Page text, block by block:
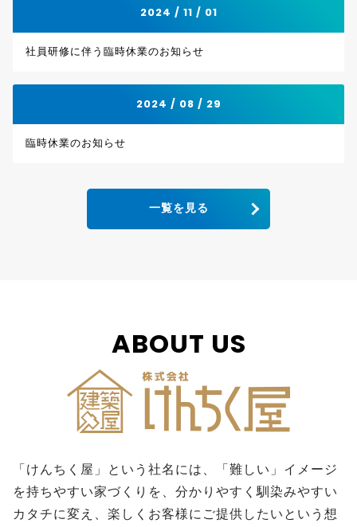
2024 / 11 / 01
社員研修に伴う臨時休業のお知らせ
2024 / 08 / 29
臨時休業のお知らせ
一覧を見る
ABOUT US
「けんちく屋」という社名には、「難しい」イメージ
を持ちやすい家づくりを、分かりやすく馴染みやすい
カタチに変え、楽しくお客様にご提供したいという想